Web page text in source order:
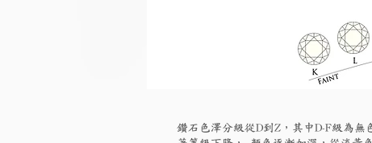
鑽石色澤分級從D到Z，其中D-F級為